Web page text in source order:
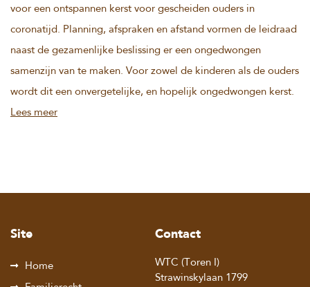
voor een ontspannen kerst voor gescheiden ouders in
coronatijd. Planning, afspraken en afstand vormen de leidraad
naast de gezamenlijke beslissing er een ongedwongen
samenzijn van te maken. Voor zowel de kinderen als de ouders
wordt dit een onvergetelijke, en hopelijk ongedwongen kerst.
Lees meer
Site
Home
Contact
WTC (Toren I)
Strawinskylaan 1799